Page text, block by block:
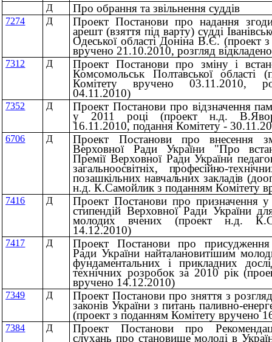
Д
Про обрання та звільнення суддів
7274 Д Проект Постанови про надання
арешт (взяття під варту) судді
Одеської області Доніна В.Є. (проект
вручено 21.10.2010, розгляд
7312 Д Проект Постанови про зміну і
Комсомольськ Полтавської області
Комітету вручено 03.11.2010,
04.11.2010)
7352 Д Проект Постанови про відзначення
у 2011 році (проект н.д.
16.11.2010, подання Комітету -
6706 Д Проект Постанови про внесення
Верховної Ради України "Про
Премії Верховної Ради України
загальноосвітніх, професійно-
позашкільних навчальних закладів
н.д. К.Самойлик з поданням Комітету
7416 Д Проект Постанови про призначення
стипендій Верховної Ради України
молодих вчених (проект н.д.
14.12.2010)
7417 Д Проект Постанови про присудження
Ради України найталановитішим
фундаментальних і прикладних
технічних розробок за 2010 рік
вручено 14.12.2010)
7349 Д Проект Постанови про зняття з
законів України з питань паливно-
(проект з поданням Комітету вручено
7384 Д Проект Постанови про
слухань про становище молоді в